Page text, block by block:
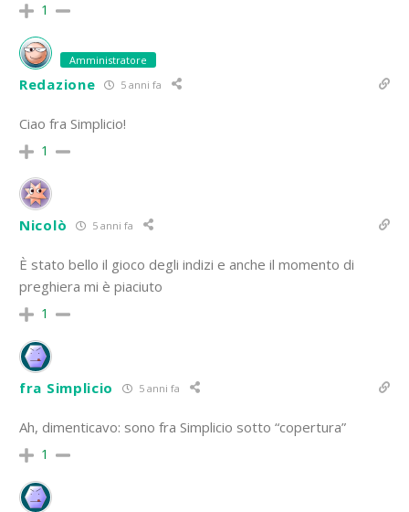
1
Amministratore
Redazione 5 anni fa
Ciao fra Simplicio!
1
Nicolò 5 anni fa
È stato bello il gioco degli indizi e anche il momento di
preghiera mi è piaciuto
1
fra Simplicio 5 anni fa
Ah, dimenticavo: sono fra Simplicio sotto “copertura”
1